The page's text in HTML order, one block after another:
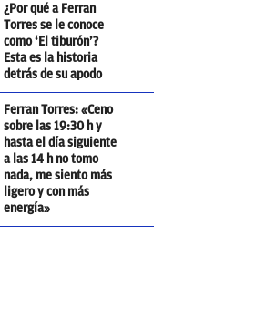
¿Por qué a Ferran
Torres se le conoce
como ‘El tiburón’?
Esta es la historia
detrás de su apodo
Ferran Torres: «Ceno
sobre las 19:30 h y
hasta el día siguiente
a las 14 h no tomo
nada, me siento más
ligero y con más
energía»